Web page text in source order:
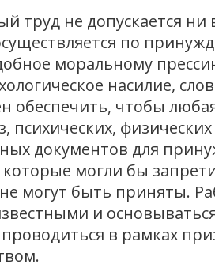
труд не допускается
по
моральному
насилие,
обеспечить, чтобы
психических,
документов для
могли бы
могут быть приняты.
и
в рамках